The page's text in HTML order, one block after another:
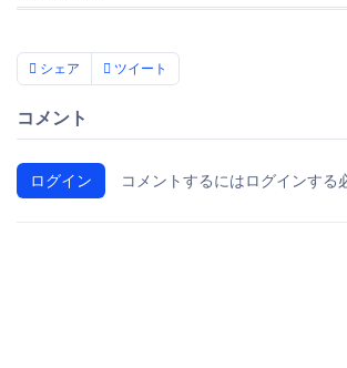
シェア ツイート
コメント
ログイン コメントするにはログインする